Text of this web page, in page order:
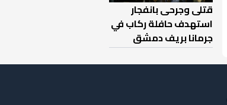
قتلى وجرحى بانفجار
استهدف حافلة ركاب في
جرمانا بريف دمشق